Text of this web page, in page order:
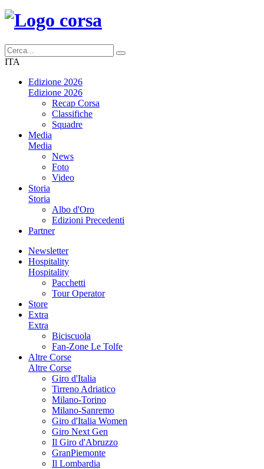
ITA
Edizione 2026
Edizione 2026
Recap Corsa
Classifiche
Squadre
Media
Media
News
Foto
Video
Storia
Storia
Albo d'Oro
Edizioni Precedenti
Partner
Newsletter
Hospitality
Hospitality
Pacchetti
Tour Operator
Store
Extra
Extra
Biciscuola
Fan-Zone Le Tolfe
Altre Corse
Altre Corse
Giro d'Italia
Tirreno Adriatico
Milano-Torino
Milano-Sanremo
Giro d'Italia Women
Giro Next Gen
Il Giro d'Abruzzo
GranPiemonte
Il Lombardia